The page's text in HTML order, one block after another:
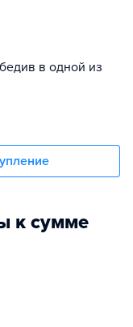
в одной из
к сумме